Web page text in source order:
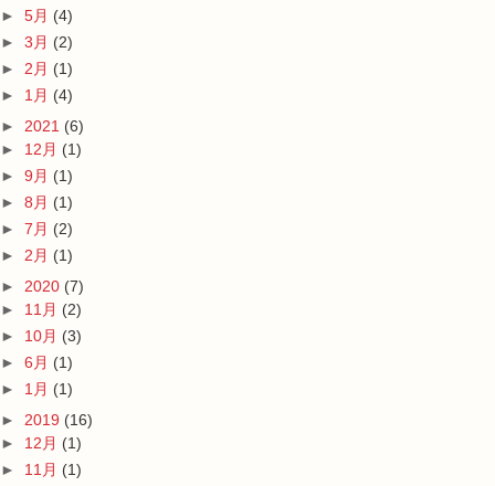
► 5月 (4)
► 3月 (2)
► 2月 (1)
► 1月 (4)
► 2021 (6)
► 12月 (1)
► 9月 (1)
► 8月 (1)
► 7月 (2)
► 2月 (1)
► 2020 (7)
► 11月 (2)
► 10月 (3)
► 6月 (1)
► 1月 (1)
► 2019 (16)
► 12月 (1)
► 11月 (1)